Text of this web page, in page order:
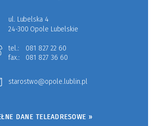
ul. Lubelska 4
24-300 Opole Lubelskie
tel.:
081 827 22 60
fax.:
081 827 36 60
starostwo@opole.lublin.pl
DANE TELEADRESOWE »